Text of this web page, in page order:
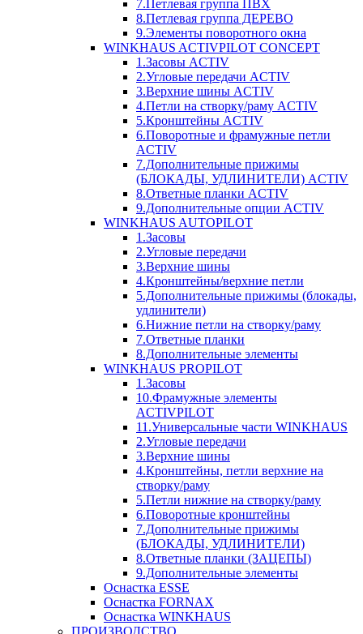
7.Петлевая группа ПВХ
8.Петлевая группа ДЕРЕВО
9.Элементы поворотного окна
WINKHAUS ACTIVPILOT CONCEPT
1.Засовы ACTIV
2.Угловые передачи ACTIV
3.Верхние шины ACTIV
4.Петли на створку/раму ACTIV
5.Кронштейны ACTIV
6.Поворотные и фрамужные петли
ACTIV
7.Дополнительные прижимы
(БЛОКАДЫ, УДЛИНИТЕЛИ) ACTIV
8.Ответные планки ACTIV
9.Дополнительные опции ACTIV
WINKHAUS AUTOPILOT
1.Засовы
2.Угловые передачи
3.Верхние шины
4.Кронштейны/верхние петли
5.Дополнительные прижимы (блокады,
удлинители)
6.Нижние петли на створку/раму
7.Ответные планки
8.Дополнительные элементы
WINKHAUS PROPILOT
1.Засовы
10.Фрамужные элементы
ACTIVPILOT
11.Универсальные части WINKHAUS
2.Угловые передачи
3.Верхние шины
4.Кронштейны, петли верхние на
створку/раму
5.Петли нижние на створку/раму
6.Поворотные кронштейны
7.Дополнительные прижимы
(БЛОКАДЫ, УДЛИНИТЕЛИ)
8.Ответные планки (ЗАЦЕПЫ)
9.Дополнительные элементы
Оснастка ESSE
Оснастка FORNAX
Оснастка WINKHAUS
ПРОИЗВОДСТВО